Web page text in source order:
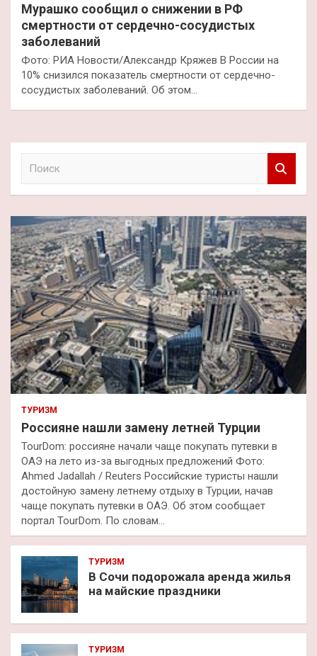
Мурашко сообщил о снижении в РФ
смертности от сердечно-сосудистых
заболеваний
Фото: РИА Новости/Александр Кряжев В России на
10% снизился показатель смертности от сердечно-
сосудистых заболеваний. Об этом…
к
ТУРИЗМ
Россияне нашли замену летней Турции
TourDom: россияне начали чаще покупать путевки в
ОАЭ на лето из-за выгодных предложений Фото:
Ahmed Jadallah / Reuters Российские туристы нашли
достойную замену летнему отдыху в Турции, начав
чаще покупать путевки в ОАЭ. Об этом сообщает
портал TourDom. По словам…
ТУРИЗМ
В Сочи подорожала аренда жилья
на майские праздники
ТУРИЗМ